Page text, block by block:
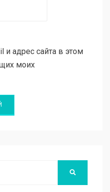
и адрес сайта в этом
моих